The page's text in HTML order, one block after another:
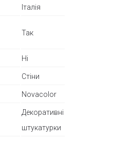
Італія
Так
Ні
Стіни
Novacolor
Декоративні
штукатурки